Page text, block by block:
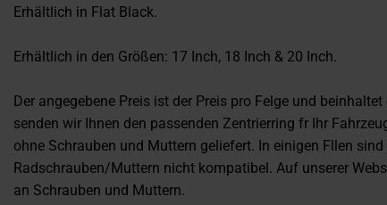
Erhältlich in Flat Black.
Erhältlich in den Größen: 17 Inch, 18 Inch & 20 Inch.
Der angegebene Preis ist der Preis pro Felge und
senden wir Ihnen den passenden Zentrierring fr Ihr
ohne Schrauben und Muttern geliefert. In einigen Fllen sind
Radschrauben/Muttern nicht kompatibel. Auf unserer
an Schrauben und Muttern.